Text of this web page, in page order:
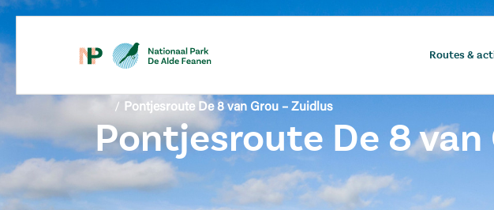
Routes &
/ Pontjesroute De 8 van Grou – Zuidlus
Pontjesroute De 8 van